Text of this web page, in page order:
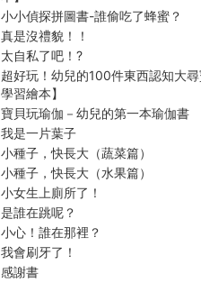
小小偵探拼圖書-誰偷吃了蜂蜜？
真是沒禮貌！！
太自私了吧！?
超好玩！幼兒的100件東西認知大
學習繪本】
寶貝玩瑜伽－幼兒的第一本瑜伽書
我是一片葉子
小種子，快長大（蔬菜篇）
小種子，快長大（水果篇）
小女生上廁所了！
是誰在跳呢？
小心！誰在那裡？
我會刷牙了！
感謝書